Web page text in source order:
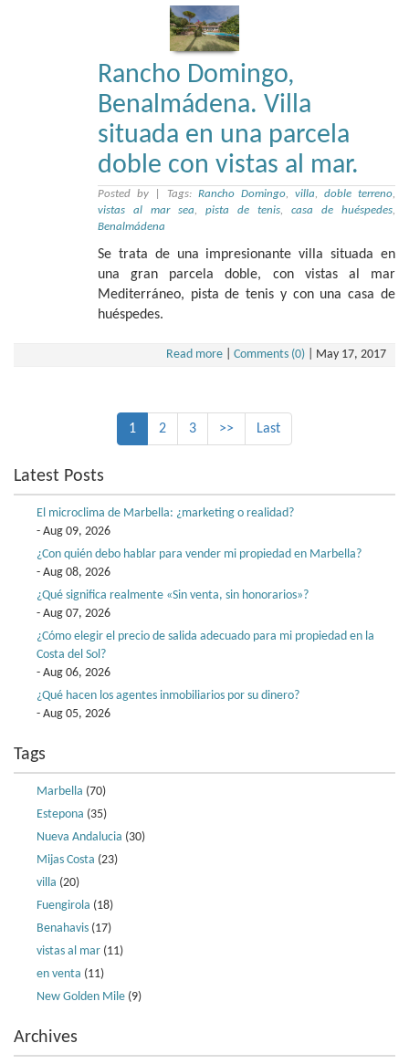
Rancho Domingo,
Benalmádena. Villa
situada en una parcela
doble con vistas al mar.
Posted by Tags: Rancho Domingo,villa,doble terreno,
vistas al mar sea, pista de tenis,casa de huéspedes,
Benalmádena
Se trata de una impresionante villa situada en
una gran parcela doble, con vistas al mar
Mediterráneo, pista de tenis y con una casa de
huéspedes.
Read more Comments (0) May 17, 2017
1 2 3 >> Last
Latest Posts
El microclima de Marbella: ¿marketing o realidad?
- Aug 09, 2026
¿Con quién debo hablar para vender mi propiedad en Marbella?
- Aug 08, 2026
¿Qué significa realmente «Sin venta, sin honorarios»?
- Aug 07, 2026
¿Cómo elegir el precio de salida adecuado para mi propiedad en la
Costa del Sol?
- Aug 06, 2026
¿Qué hacen los agentes inmobiliarios por su dinero?
- Aug 05, 2026
Tags
Marbella (70)
Estepona (35)
Nueva Andalucia (30)
Mijas Costa (23)
villa (20)
Fuengirola (18)
Benahavis (17)
vistas al mar (11)
en venta (11)
New Golden Mile (9)
Archives